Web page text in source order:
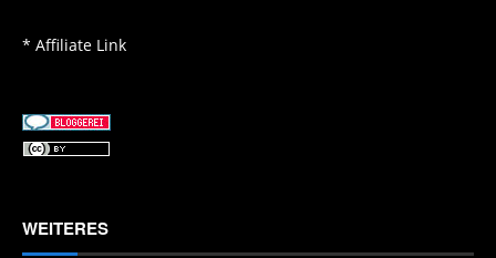
* Affiliate Link
WEITERES